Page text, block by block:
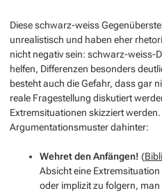
Diese schwarz-weiss
unrealistisch und haben eher
nicht negativ sein: schwarz-weiss-
helfen, Differenzen besonders
besteht auch die Gefahr, dass gar
reale Fragestellung diskutiert
Extremsituationen skizziert
Argumentationsmuster dahinter:
Wehret den Anfängen! (
Absicht eine
oder implizit zu folgern,